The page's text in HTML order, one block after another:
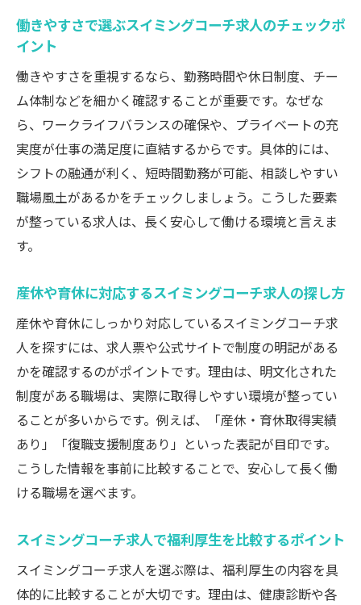
スイミングコーチ求人で叶える理想の働き
自分に合ったスイミングコーチ求人選びの
コツ
転職活動で重視すべきスイミングコーチ求
人の条件
スイミングコーチ求人を活用した柔軟な働
き方の実現
キャリアも私生活も充実させるスイミング
択法
働きやすさで選ぶスイミングコーチ求人のチェックポ
イント
働きやすさを重視するなら、勤務時間や休日制度、チー
ム体制などを細かく確認することが重要です。なぜな
ら、ワークライフバランスの確保や、プライベートの充
実度が仕事の満足度に直結するからです。具体的には、
シフトの融通が利く、短時間勤務が可能、相談しやすい
職場風土があるかをチェックしましょう。こうした要素
が整っている求人は、長く安心して働ける環境と言えま
す。
産休や育休に対応するスイミングコーチ求人の探し方
産休や育休にしっかり対応しているスイミングコーチ求
人を探すには、求人票や公式サイトで制度の明記がある
かを確認するのがポイントです。理由は、明文化された
制度がある職場は、実際に取得しやすい環境が整ってい
ることが多いからです。例えば、「産休・育休取得実績
あり」「復職支援制度あり」といった表記が目印です。
こうした情報を事前に比較することで、安心して長く働
ける職場を選べます。
スイミングコーチ求人で福利厚生を比較するポイント
スイミングコーチ求人を選ぶ際は、福利厚生の内容を具
体的に比較することが大切です。理由は、健康診断や各